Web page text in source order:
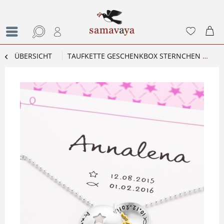
ÜBERSICHT TAUFKETTE GESCHENKBOX STERNCHEN ENGEL 925 SILBER TAUFSCHMUCK GRAVUR